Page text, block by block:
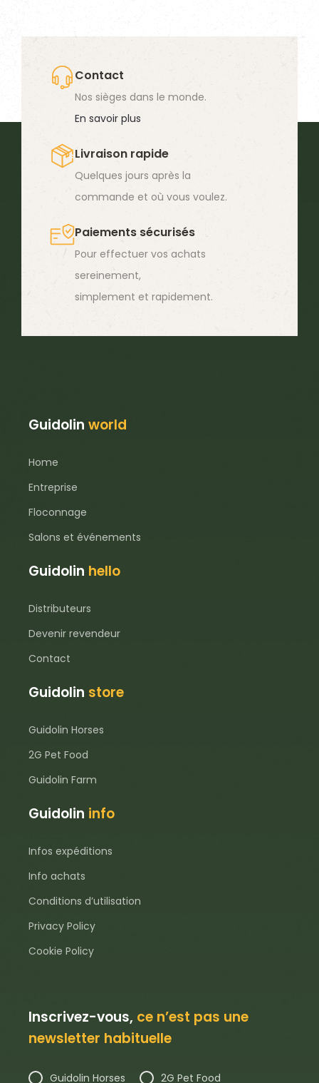
peuvent
page
Contact
Nos sièges dans le monde.
En savoir plus
Livraison rapide
Quelques jours après la
commande et où vous voulez.
Paiements sécurisés
Pour effectuer vos achats
sereinement,
simplement et rapidement.
Guidolinworld
Home
Entreprise
Floconnage
Salons et événements
Guidolin hello
Distributeurs
Devenir revendeur
Contact
Guidolin store
Guidolin Horses
2G Pet Food
Guidolin Farm
Guidolin info
Infos expéditions
Info achats
Conditions d’utilisation
Privacy Policy
Cookie Policy
Inscrivez-vous, ce n’est pas une
newsletter habituelle
Guidolin Horses 2G Pet Food